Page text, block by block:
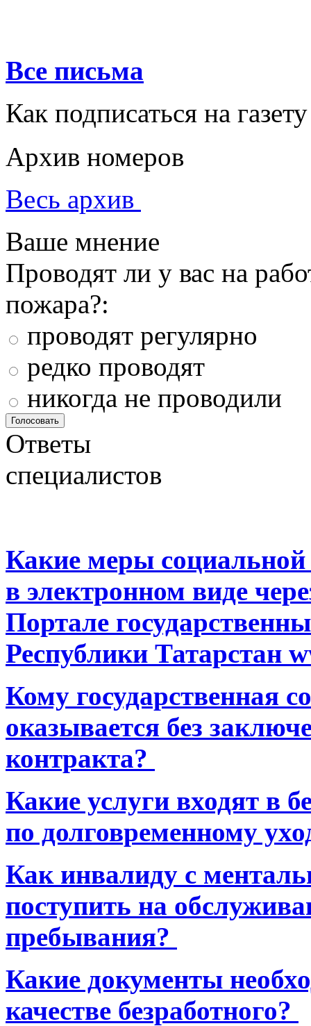
Все письма
Как подписаться на газету
Архив номеров
Весь архив
Ваше мнение
Проводят ли у вас на
пожара?:
проводят регулярно
редко проводят
никогда не проводили
Ответы
специалистов
Какие меры
в электронном виде
Портале
Республики Татарстан
Кому государственная
оказывается без
контракта?
Какие услуги входят в
по долговременному
Как инвалиду с
поступить на
пребывания?
Какие документы
качестве безработного?